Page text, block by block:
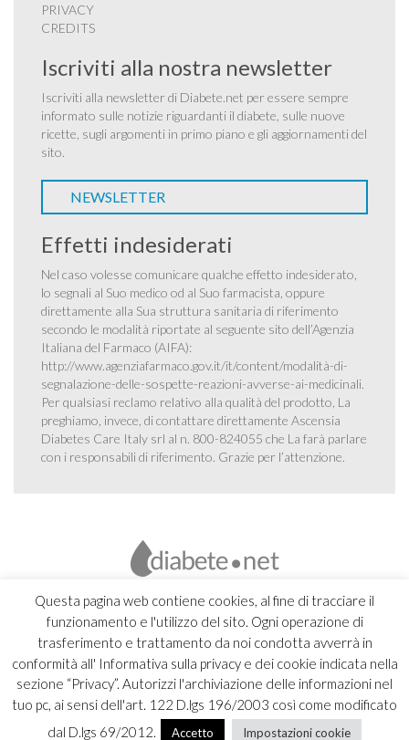
Questa pagina web contiene cookies, al fine di tracciare il
funzionamento e l'utilizzo del sito. Ogni operazione di
trasferimento e trattamento da noi condotta avverrà in
conformità all' Informativa sulla privacy e dei cookie indicata nella
sezione “Privacy”. Autorizzi l'archiviazione delle informazioni nel
tuo pc, ai sensi dell'art. 122 D.lgs 196/2003 così come modificato
dal D.lgs 69/2012.
Accetto Impostazioni cookie
PRIVACY
CREDITS
Iscriviti alla nostra newsletter
Iscriviti alla newsletter di Diabete.net per essere sempre
informato sulle notizie riguardanti il diabete, sulle nuove
ricette, sugli argomenti in primo piano e gli aggiornamenti del
sito.
NEWSLETTER
Effetti indesiderati
Nel caso volesse comunicare qualche effetto indesiderato,
lo segnali al Suo medico od al Suo farmacista, oppure
direttamente alla Sua struttura sanitaria di riferimento
secondo le modalità riportate al seguente sito dell’Agenzia
Italiana del Farmaco (AIFA):
http://www.agenziafarmaco.gov.it/it/content/modalità-di-
segnalazione-delle-sospette-reazioni-avverse-ai-medicinali.
Per qualsiasi reclamo relativo alla qualità del prodotto, La
preghiamo, invece, di contattare direttamente Ascensia
Diabetes Care Italy srl al n. 800-824055 che La farà parlare
con i responsabili di riferimento. Grazie per l’attenzione.